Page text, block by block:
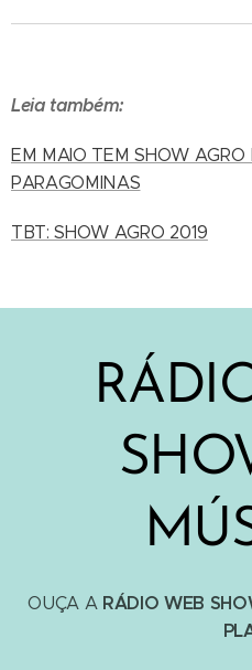
Leia também:
EM MAIO TEM SHOW AGRO
PARAGOMINAS
TBT: SHOW AGRO 2019
OUÇA A RÁDIO WEB